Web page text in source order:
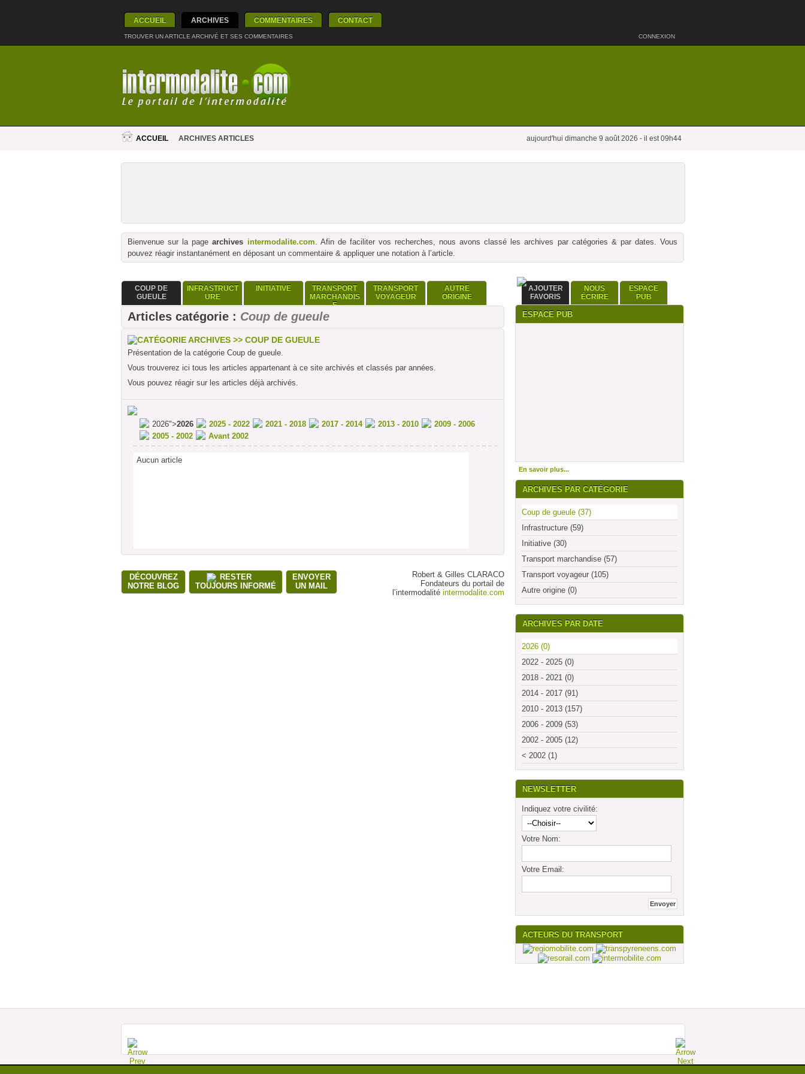
ACCUEIL ARCHIVES COMMENTAIRES CONTACT
TROUVER UN ARTICLE ARCHIVÉ ET SES COMMENTAIRES CONNEXION
ACCUEIL ARCHIVES ARTICLES aujourd'hui dimanche 9 août 2026 - il est 09h44
Bienvenue sur la pagearchives intermodalite.com. Afin de faciliter vos recherches, nous avons classé les archives par catégories & par dates. Vous
pouvez réagir instantanément en déposant un commentaire & appliquer une notation à l’article.
COUP DE
GUEULE
INFRASTRUCT
URE
INITIATIVE
TRANSPORT
MARCHANDIS
E
TRANSPORT
VOYAGEUR
AUTRE
ORIGINE
Articles catégorie : Coup de gueule
CATÉGORIE ARCHIVES >> COUP DE GUEULE
Présentation de la catégorie Coup de gueule.
Vous trouverez ici tous les articles appartenant à ce site archivés et classés par années.
Vous pouvez réagir sur les articles déjà archivés.
2026">2026 2025 - 2022 2021 - 2018 2017 - 2014 2013 - 2010
2009 - 2006
2005 - 2002
Avant 2002
Aucun article
DÉCOUVREZ
NOTRE BLOG
RESTER
TOUJOURS INFORMÉ
ENVOYER
UN MAIL
Robert & Gilles CLARACO
Fondateurs du portail de
l’intermodalité intermodalite.com
AJOUTER
FAVORIS
NOUS
ÉCRIRE
ESPACE
PUB
ESPACE PUB
En savoir plus...
ARCHIVES PAR CATÉGORIE
Coup de gueule (37)
Infrastructure (59)
Initiative (30)
Transport marchandise (57)
Transport voyageur (105)
Autre origine (0)
ARCHIVES PAR DATE
2026 (0)
2022 - 2025 (0)
2018 - 2021 (0)
2014 - 2017 (91)
2010 - 2013 (157)
2006 - 2009 (53)
2002 - 2005 (12)
< 2002 (1)
NEWSLETTER
Indiquez votre civilité:
Votre Nom:
Votre Email:
ACTEURS DU TRANSPORT